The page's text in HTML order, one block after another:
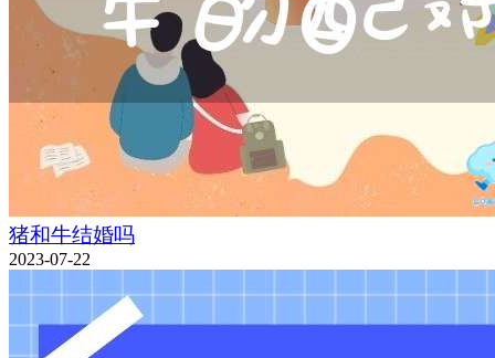
猪和牛结婚吗
2023-07-22